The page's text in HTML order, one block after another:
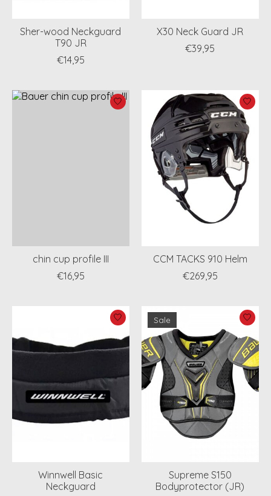
Sher-wood Neckguard
T90 JR
€14,95
X30 Neck Guard JR
€39,95
chin cup profile III
€16,95
CCM TACKS 910 Helm
€269,95
Winnwell Basic
Neckguard
Sale
Supreme S150
Bodyprotector (JR)